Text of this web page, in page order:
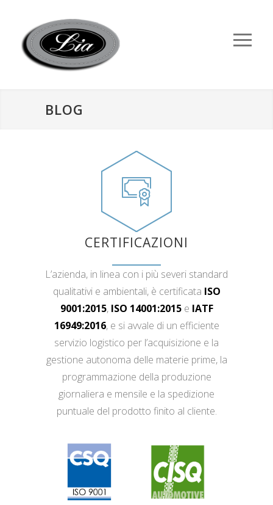
BLOG
CERTIFICAZIONI
L’azienda, in linea con i più severi standard
qualitativi e ambientali, è certificata ISO
9001:2015, ISO 14001:2015e IATF
16949:2016, e si avvale di un efficiente
servizio logistico per l’acquisizione e la
gestione autonoma delle materie prime, la
programmazione della produzione
giornaliera e mensile e la spedizione
puntuale del prodotto finito al cliente.